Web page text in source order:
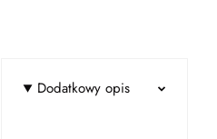
Dodatkowy opis